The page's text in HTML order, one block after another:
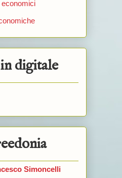
economici
digitale
Simoncelli